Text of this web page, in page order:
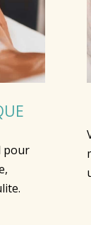
pour